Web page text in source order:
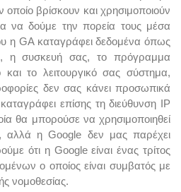
βρίσκουν και χρησιμοποιούν
να δούμε την πορεία τους μέσα
η GA καταγράφει δεδομένα όπως
η συσκευή σας, το πρόγραμμα
και το λειτουργικό σας σύστημα,
δεν σας κάνει προσωπικά
επίσης τη διεύθυνση IP
θα μπορούσε να χρησιμοποιηθεί
αλλά η Google δεν μας παρέχει
ότι η Google είναι ένας τρίτος
ο οποίος είναι συμβατός με
νομοθεσίας.